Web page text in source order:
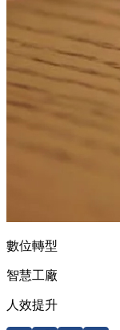
數位轉型
智慧工廠
人效提升